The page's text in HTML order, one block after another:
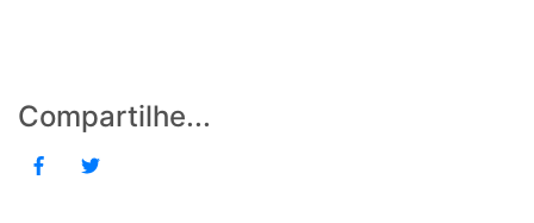
Compartilhe...